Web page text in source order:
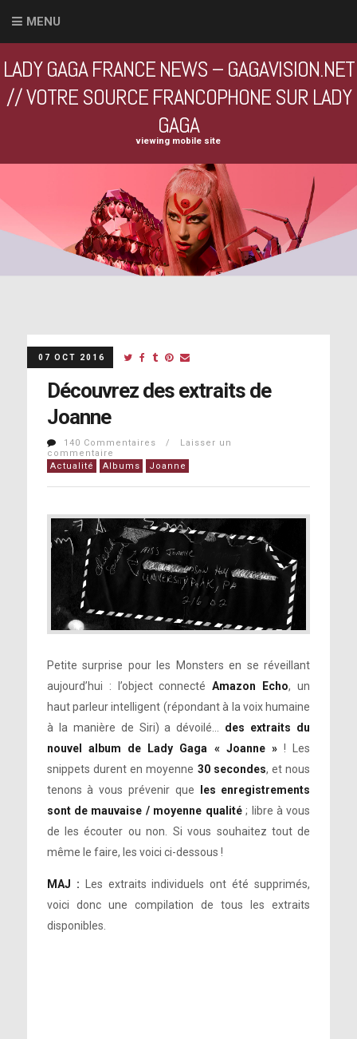
MENU
LADY GAGA FRANCE NEWS – GAGAVISION.NET
// VOTRE SOURCE FRANCOPHONE SUR LADY
GAGA
viewing mobile site
07 OCT 2016
Découvrez des extraits de
Joanne
140 Commentaires / Laisser un
commentaire
Actualité
Albums Joanne
Petite surprise pour les Monsters en se réveillant
aujourd’hui : l’object connectéAmazon Echo, un
haut parleur intelligent (répondant à la voix humaine
à la manière de Siri) a dévoilé… des extraits du
nouvel album de Lady Gaga « Joanne » ! Les
snippets durent en moyenne 30 secondes, et nous
tenons à vous prévenir que
les enregistrements
sont de mauvaise / moyenne qualité; libre à vous
de les écouter ou non. Si vous souhaitez tout de
même le faire, les voici ci-dessous !
MAJ : Les extraits individuels ont été supprimés,
voici donc une compilation de tous les extraits
disponibles.